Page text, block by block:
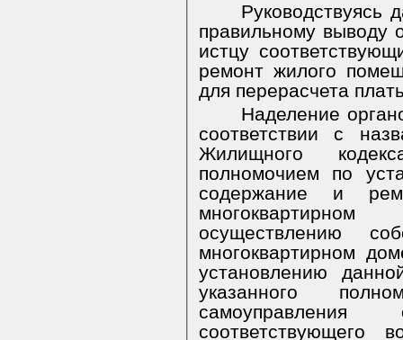
правильному выводу
истцу
ремонт жилого
для перерасчета
Наделение
соответствии с
Жилищного
полномочием по
содержание и
осуществлению
многоквартирном
установлению
указанного
самоуправления
соответствующего